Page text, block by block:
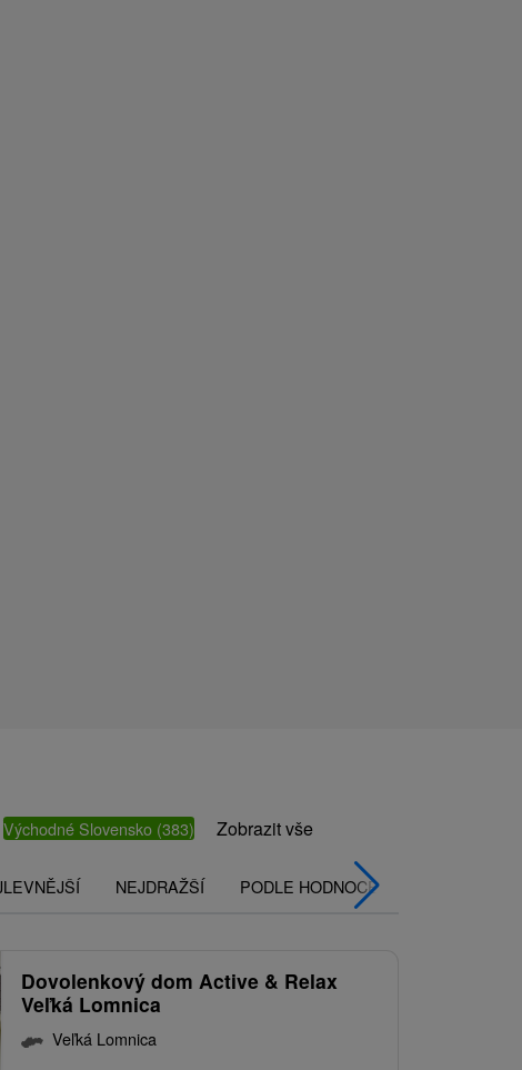
Východné Slovensko (383) Zobrazit vše
NEJDRAŽŠÍ PODLE HODNOCENÍ
Dovolenkový dom Active & Relax
Veľká Lomnica
Veľká Lomnica